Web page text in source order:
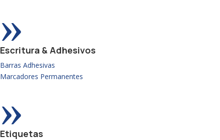
»
Escritura & Adhesivos
Barras Adhesivas
Marcadores Permanentes
»
Etiquetas